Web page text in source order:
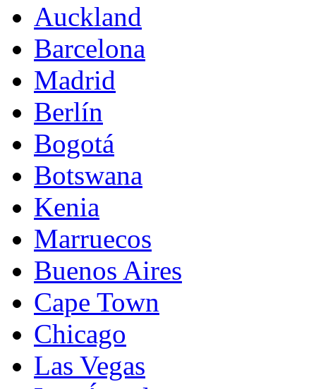
Auckland
Barcelona
Madrid
Berlín
Bogotá
Botswana
Kenia
Marruecos
Buenos Aires
Cape Town
Chicago
Las Vegas